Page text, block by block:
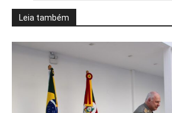
Leia também